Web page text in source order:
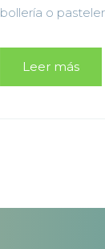
bollería o
Leer más